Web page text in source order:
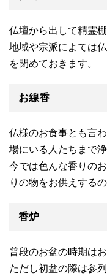
仏壇から出して精霊
地域や宗派によては
を閉めておきます。
お線香
仏様のお食事とも言
場にいる人たちまで
今では色んな香りの
りの物をお供えする
香炉
普段のお盆の時期は
ただし初盆の際は参